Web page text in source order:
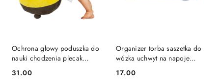
Ochrona głowy poduszka do
nauki chodzenia plecak
upadkiem pszczoła
Cena:
31.00
Organizer torba saszetka do
wózka uchwyt na napoje
Cena:
17.00